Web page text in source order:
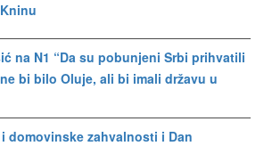
na N1 “Da su pobunjeni Srbi prihvatili
bi bilo Oluje, ali bi imali državu u
domovinske zahvalnosti i Dan